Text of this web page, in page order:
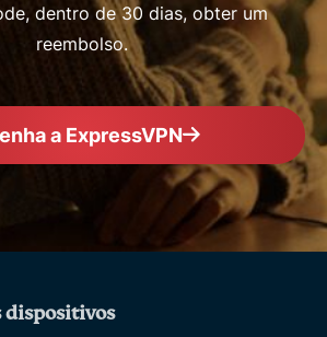
dentro de 30 dias, obter um
reembolso.
a ExpressVPN
dispositivos